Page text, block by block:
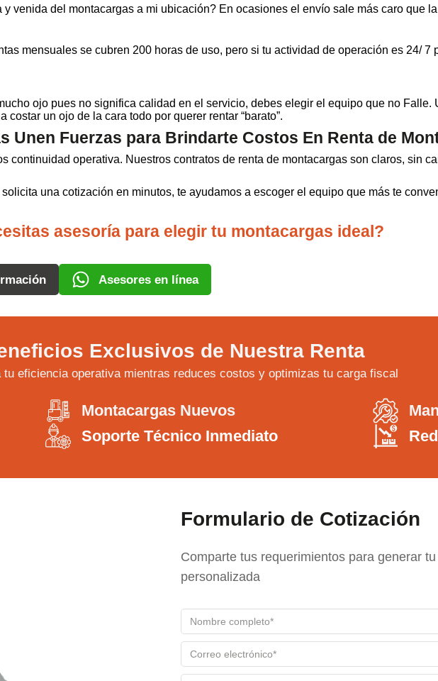
venida del montacargas a mi ubicación? En ocasiones el envío sale más caro que
mensuales se cubren 200 horas de uso, pero si tu actividad de operación es 24/ 7
ojo pues no significa calidad en el servicio, debes elegir el equipo que no Falle.
un ojo de la cara todo por querer rentar “barato”.
Unen Fuerzas para Brindarte Costos En Renta de
continuidad operativa. Nuestros contratos de renta de montacargas son claros, sin
una cotización en minutos, te ayudamos a escoger el equipo que más te
asesoría para elegir tu montacargas ideal?
Asesores en línea
Exclusivos de Nuestra Renta
tu eficiencia operativa mientras reduces costos y optimizas tu carga fiscal
Montacargas Nuevos
Soporte Técnico Inmediato
Formulario de Cotización
Comparte tus requerimientos para generar
personalizada